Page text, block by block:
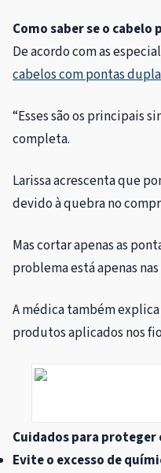
Como saber se o cabelo
De acordo com as
cabelos com pontas
“Esses são os principais
completa.
Larissa acrescenta que
devido à quebra no
Mas cortar apenas as
problema está apenas
A médica também
produtos aplicados nos
Cuidados para proteger
Evite o excesso de